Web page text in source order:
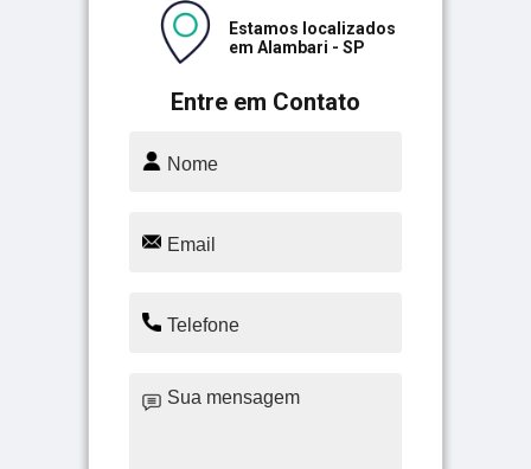
Entre em Contato
Estamos localizados
em Alambari - SP